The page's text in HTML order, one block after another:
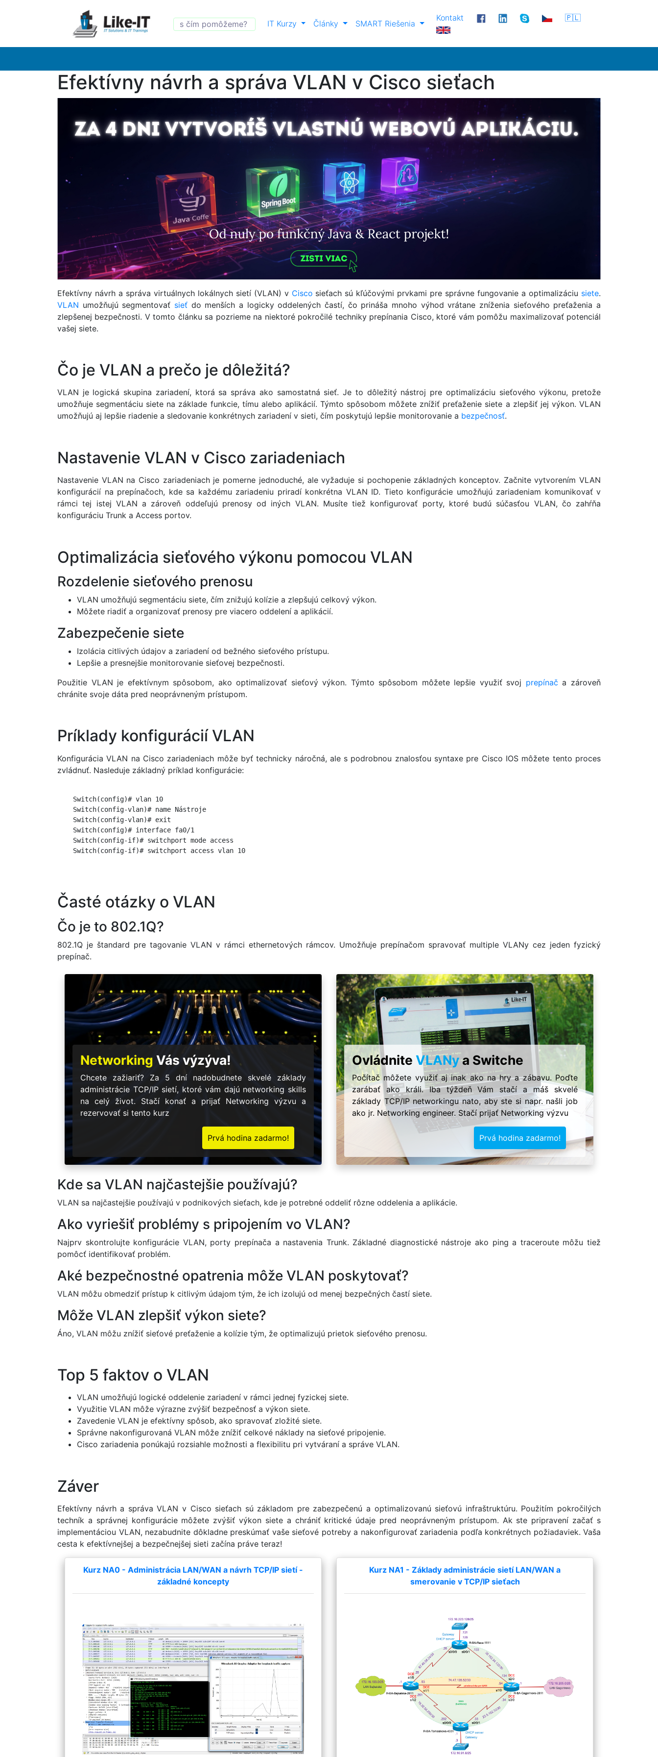
IT Kurzy Články SMART Riešenia
Kontakt 🇵🇱
Efektívny návrh a správa VLAN v Cisco sieťach
Efektívny návrh a správa virtuálnych lokálnych sietí (VLAN) v Cisco sieťach sú kľúčovými prvkami pre správne fungovanie a optimalizáciu siete.
VLAN umožňujú segmentovať sieť do menších a logicky oddelených častí, čo prináša mnoho výhod vrátane zníženia sieťového preťaženia a
zlepšenej bezpečnosti. V tomto článku sa pozrieme na niektoré pokročilé techniky prepínania Cisco, ktoré vám pomôžu maximalizovať potenciál
vašej siete.
Čo je VLAN a prečo je dôležitá?
VLAN je logická skupina zariadení, ktorá sa správa ako samostatná sieť. Je to dôležitý nástroj pre optimalizáciu sieťového výkonu, pretože
umožňuje segmentáciu siete na základe funkcie, tímu alebo aplikácií. Týmto spôsobom môžete znížiť preťaženie siete a zlepšiť jej výkon. VLAN
umožňujú aj lepšie riadenie a sledovanie konkrétnych zariadení v sieti, čím poskytujú lepšie monitorovanie a bezpečnosť.
Nastavenie VLAN v Cisco zariadeniach
Nastavenie VLAN na Cisco zariadeniach je pomerne jednoduché, ale vyžaduje si pochopenie základných konceptov. Začnite vytvorením VLAN
konfigurácií na prepínačoch, kde sa každému zariadeniu priradí konkrétna VLAN ID. Tieto konfigurácie umožňujú zariadeniam komunikovať v
rámci tej istej VLAN a zároveň oddeľujú prenosy od iných VLAN. Musíte tiež konfigurovať porty, ktoré budú súčasťou VLAN, čo zahŕňa
konfiguráciu Trunk a Access portov.
Optimalizácia sieťového výkonu pomocou VLAN
Rozdelenie sieťového prenosu
VLAN umožňujú segmentáciu siete, čím znižujú kolízie a zlepšujú celkový výkon.
Môžete riadiť a organizovať prenosy pre viacero oddelení a aplikácií.
Zabezpečenie siete
Izolácia citlivých údajov a zariadení od bežného sieťového prístupu.
Lepšie a presnejšie monitorovanie sieťovej bezpečnosti.
Použitie VLAN je efektívnym spôsobom, ako optimalizovať sieťový výkon. Týmto spôsobom môžete lepšie využiť svoj prepínač a zároveň
chránite svoje dáta pred neoprávneným prístupom.
Príklady konfigurácií VLAN
Konfigurácia VLAN na Cisco zariadeniach môže byť technicky náročná, ale s podrobnou znalosťou syntaxe pre Cisco IOS môžete tento proces
zvládnuť. Nasleduje základný príklad konfigurácie:
    Switch(config)# vlan 10
    Switch(config-vlan)# name Nástroje
    Switch(config-vlan)# exit
    Switch(config)# interface fa0/1
    Switch(config-if)# switchport mode access
    Switch(config-if)# switchport access vlan 10
Časté otázky o VLAN
Čo je to 802.1Q?
802.1Q je štandard pre tagovanie VLAN v rámci ethernetových rámcov. Umožňuje prepínačom spravovať multiple VLANy cez jeden fyzický
prepínač.
Networking Vás výzýva!
Chcete zažiariť? Za 5 dní nadobudnete skvelé základy
administrácie TCP/IP sietí, ktoré vám dajú networking skills
na celý život. Stačí konať a prijať Networking výzvu a
rezervovať si tento kurz
Prvá hodina zadarmo!
Ovládnite VLANya Switche
Počítač môžete využiť aj inak ako na hry a zábavu. Poďte
zarábať ako králi. Iba týždeň Vám stačí a máš skvelé
základy TCP/IP networkingu nato, aby ste si napr. našli job
ako jr. Networking engineer. Stačí prijať Networking výzvu
Prvá hodina zadarmo!
Kde sa VLAN najčastejšie používajú?
VLAN sa najčastejšie používajú v podnikových sieťach, kde je potrebné oddeliť rôzne oddelenia a aplikácie.
Ako vyriešiť problémy s pripojením vo VLAN?
Najprv skontrolujte konfigurácie VLAN, porty prepínača a nastavenia Trunk. Základné diagnostické nástroje ako ping a traceroute môžu tiež
pomôcť identifikovať problém.
Aké bezpečnostné opatrenia môže VLAN poskytovať?
VLAN môžu obmedziť prístup k citlivým údajom tým, že ich izolujú od menej bezpečných častí siete.
Môže VLAN zlepšiť výkon siete?
Áno, VLAN môžu znížiť sieťové preťaženie a kolízie tým, že optimalizujú prietok sieťového prenosu.
Top 5 faktov o VLAN
VLAN umožňujú logické oddelenie zariadení v rámci jednej fyzickej siete.
Využitie VLAN môže výrazne zvýšiť bezpečnosť a výkon siete.
Zavedenie VLAN je efektívny spôsob, ako spravovať zložité siete.
Správne nakonfigurovaná VLAN môže znížiť celkové náklady na sieťové pripojenie.
Cisco zariadenia ponúkajú rozsiahle možnosti a flexibilitu pri vytváraní a správe VLAN.
Záver
Efektívny návrh a správa VLAN v Cisco sieťach sú základom pre zabezpečenú a optimalizovanú sieťovú infraštruktúru. Použitím pokročilých
techník a správnej konfigurácie môžete zvýšiť výkon siete a chrániť kritické údaje pred neoprávneným prístupom. Ak ste pripravení začať s
implementáciou VLAN, nezabudnite dôkladne preskúmať vaše sieťové potreby a nakonfigurovať zariadenia podľa konkrétnych požiadaviek. Vaša
cesta k efektívnejšej a bezpečnejšej sieti začína práve teraz!
Kurz NA0 - Administrácia LAN/WAN a návrh TCP/IP sietí -
základné koncepty
Kurz NA1 - Základy administrácie sietí LAN/WAN a
smerovanie v TCP/IP sieťach